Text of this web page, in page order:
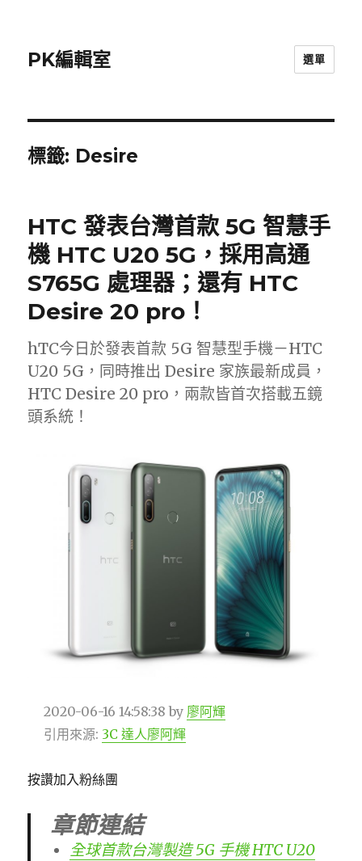
PK編輯室 選單
標籤: Desire
HTC 發表台灣首款 5G 智慧手
機 HTC U20 5G，採用高通
S765G 處理器；還有 HTC
Desire 20 pro！
hTC今日於發表首款 5G 智慧型手機－HTC
U20 5G，同時推出 Desire 家族最新成員，
HTC Desire 20 pro，兩款皆首次搭載五鏡
頭系統！
2020-06-16 14:58:38 by 廖阿輝
引用來源: 3C 達人廖阿輝
按讚加入粉絲團
章節連結
全球首款台灣製造 5G 手機 HTC U20